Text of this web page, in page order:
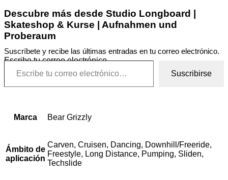
Descubre más desde Studio Longboard |
Skateshop & Kurse | Aufnahmen und
Proberaum
Suscríbete y recibe las últimas entradas en tu correo electrónico.
Escribe tu correo electrónico…
Suscribirse
Marca Bear Grizzly
Ámbito de
aplicación
Carven, Cruisen, Dancing, Downhill/Freeride,
Freestyle, Long Distance, Pumping, Sliden,
Techslide